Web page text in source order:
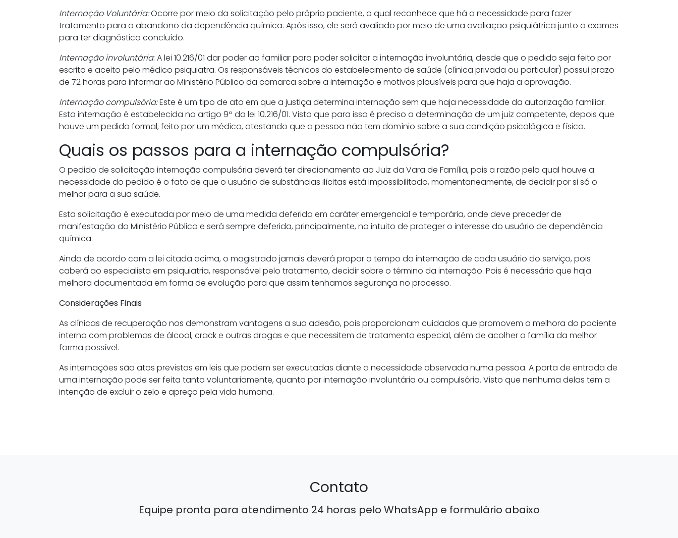
Internação Voluntária:Ocorre por meio da solicitação pelo próprio paciente, o qual reconhece que há a necessidade para fazer
tratamento para o abandono da dependência química. Após isso, ele será avaliado por meio de uma avaliação psiquiátrica junto a exames
para ter diagnóstico concluído.
Internação involuntária: A lei 10.216/01 dar poder ao familiar para poder solicitar a internação involuntária, desde que o pedido seja feito por
escrito e aceito pelo médico psiquiatra. Os responsáveis técnicos do estabelecimento de saúde (clínica privada ou particular) possui prazo
de 72 horas para informar ao Ministério Público da comarca sobre a internação e motivos plausíveis para que haja a aprovação.
Internação compulsória:Este é um tipo de ato em que a justiça determina internação sem que haja necessidade da autorização familiar.
Esta internação é estabelecida no artigo 9º da lei 10.216/01. Visto que para isso é preciso a determinação de um juiz competente, depois que
houve um pedido formal, feito por um médico, atestando que a pessoa não tem domínio sobre a sua condição psicológica e física.
Quais os passos para a internação compulsória?
O pedido de solicitação internação compulsória deverá ter direcionamento ao Juiz da Vara de Família, pois a razão pela qual houve a
necessidade do pedido é o fato de que o usuário de substâncias ilícitas está impossibilitado, momentaneamente, de decidir por si só o
melhor para a sua saúde.
Esta solicitação é executada por meio de uma medida deferida em caráter emergencial e temporária, onde deve preceder de
manifestação do Ministério Público e será sempre deferida, principalmente, no intuito de proteger o interesse do usuário de dependência
química.
Ainda de acordo com a lei citada acima, o magistrado jamais deverá propor o tempo da internação de cada usuário do serviço, pois
caberá ao especialista em psiquiatria, responsável pelo tratamento, decidir sobre o término da internação. Pois é necessário que haja
melhora documentada em forma de evolução para que assim tenhamos segurança no processo.
Considerações Finais
As clínicas de recuperação nos demonstram vantagens a sua adesão, pois proporcionam cuidados que promovem a melhora do paciente
interno com problemas de álcool, crack e outras drogas e que necessitem de tratamento especial, além de acolher a família da melhor
forma possível.
As internações são atos previstos em leis que podem ser executadas diante a necessidade observada numa pessoa. A porta de entrada de
uma internação pode ser feita tanto voluntariamente, quanto por internação involuntária ou compulsória. Visto que nenhuma delas tem a
intenção de excluir o zelo e apreço pela vida humana.
Contato
Equipe pronta para atendimento 24 horas pelo WhatsApp e formulário abaixo